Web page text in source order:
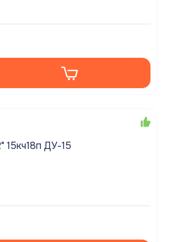
Вентиль чугун 1/2" 15кч18п ДУ-15